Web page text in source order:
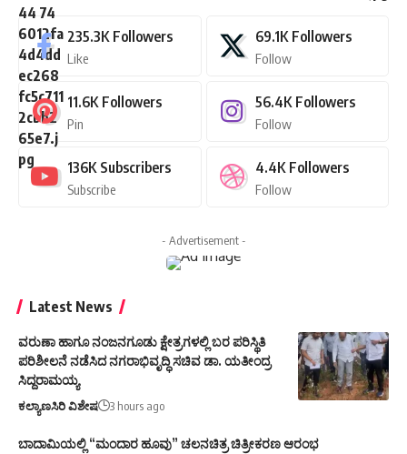
235.3K Followers
Like
69.1K Followers
Follow
11.6K Followers
Pin
56.4K Followers
Follow
136K Subscribers
Subscribe
4.4K Followers
Follow
- Advertisement -
Latest News
ವರುಣಾ ಹಾಗೂ ನಂಜನಗೂಡು ಕ್ಷೇತ್ರಗಳಲ್ಲಿ ಬರ ಪರಿಸ್ಥಿತಿ
ಪರಿಶೀಲನೆ ನಡೆಸಿದ ನಗರಾಭಿವೃದ್ಧಿ ಸಚಿವ ಡಾ. ಯತೀಂದ್ರ
ಸಿದ್ದರಾಮಯ್ಯ
ಕಲ್ಯಾಣಸಿರಿ ವಿಶೇಷ 3 hours ago
ಬಾದಾಮಿಯಲ್ಲಿ “ಮಂದಾರ ಹೂವು” ಚಲನಚಿತ್ರ ಚಿತ್ರೀಕರಣ ಆರಂಭ